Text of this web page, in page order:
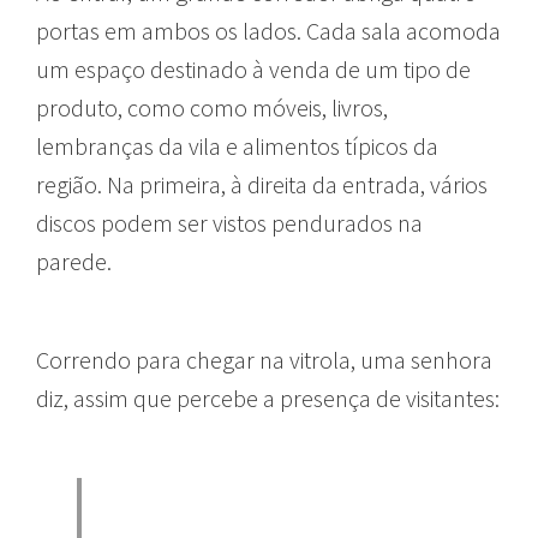
portas em ambos os lados. Cada sala acomoda
um espaço destinado à venda de um tipo de
produto, como como móveis, livros,
lembranças da vila e alimentos típicos da
região. Na primeira, à direita da entrada, vários
discos podem ser vistos pendurados na
parede.
Correndo para chegar na vitrola, uma senhora
diz, assim que percebe a presença de visitantes: